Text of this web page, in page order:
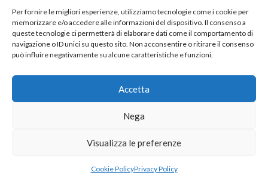
Per fornire le migliori esperienze, utilizziamo tecnologie come i cookie per
memorizzare e/o accedere alle informazioni del dispositivo. Il consenso a
queste tecnologie ci permetterà di elaborare dati come il comportamento di
navigazione o ID unici su questo sito. Non acconsentire o ritirare il consenso
può influire negativamente su alcune caratteristiche e funzioni.
Accetta
Nega
Visualizza le preferenze
Cookie PolicyPrivacy Policy
Sitemap
RUBRICHE
Notizie in Primo Piano
Urban Video
Livorno FAQs
© 2024 UP di Poggianti Simona | Urban Livorno è una testata giornalistica
iscritta al numero n. 09/2018 del Registro Stampa del Tribunale di Livorno